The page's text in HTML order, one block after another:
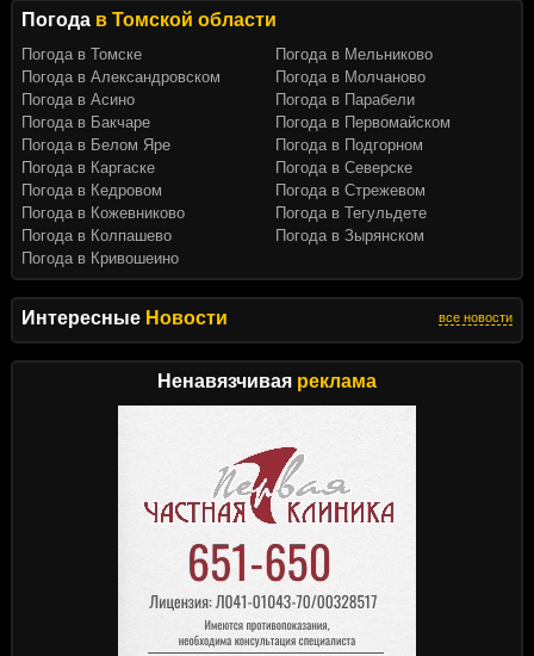
Интересные Новости все новости
Ненавязчивая реклама
Погода в Томской области
Погода в Томске
Погода в Александровском
Погода в Асино
Погода в Бакчаре
Погода в Белом Яре
Погода в Каргаске
Погода в Кедровом
Погода в Кожевниково
Погода в Колпашево
Погода в Кривошеино
Погода в Мельниково
Погода в Молчаново
Погода в Парабели
Погода в Первомайском
Погода в Подгорном
Погода в Северске
Погода в Стрежевом
Погода в Тегульдете
Погода в Зырянском